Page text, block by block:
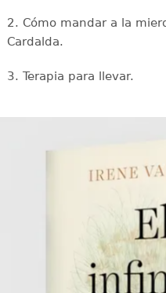
2. Cómo mandar a la
Cardalda.
3. Terapia para llevar.